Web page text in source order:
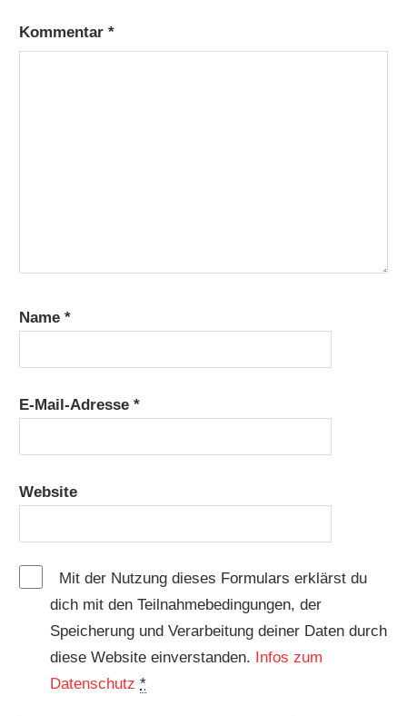
Kommentar*
Name*
E-Mail-Adresse*
Website
Mit der Nutzung dieses Formulars erklärst du
dich mit den Teilnahmebedingungen, der
Speicherung und Verarbeitung deiner Daten durch
diese Website einverstanden.
Infos zum
Datenschutz *